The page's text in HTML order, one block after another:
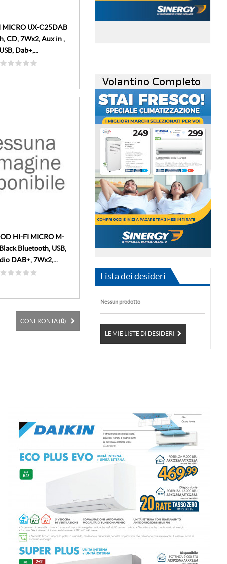
MICRO UX-C25DAB
CD, 7Wx2, Aux in ,
USB, Dab+,...
HI-FI MICRO M-
Bluetooth, USB,
DAB+, 7Wx2,...
CONFRONTA (0)
Lista dei desideri
Nessun prodotto
LE MIE LISTE DI DESIDERI